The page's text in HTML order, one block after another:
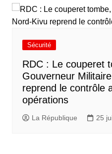
Sécurité
RDC : Le couperet
Gouverneur
reprend le contrôle
opérations
La République 25